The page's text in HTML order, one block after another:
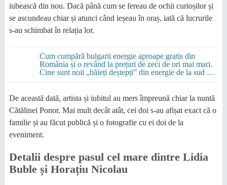
iubească din nou. Dacă până cum se fereau de ochii curioșilor și
se ascundeau chiar și atunci când ieșeau în oraș, iată că lucrurile
s-au schimbat în relația lor.
Cum cumpără bulgarii energie aproape gratis din
România și o revând la prețuri de zeci de ori mai mari.
Cine sunt noii „băieți deștepți” din energie de la sud de
Dunăre
De această dată, artista și iubitul au mers împreună chiar la nuntă
Cătălinei Ponor. Mai mult decât atât, cei doi s-au afișat exact că o
familie și au făcut publică și o fotografie cu ei doi de la
eveniment.
Detalii despre pasul cel mare dintre Lidia
Buble și Horațiu Nicolau